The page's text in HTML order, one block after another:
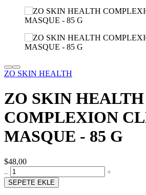
ZO SKIN HEALTH
ZO SKIN HEALTH
COMPLEXION
MASQUE - 85 G
$48,00
SEPETE EKLE